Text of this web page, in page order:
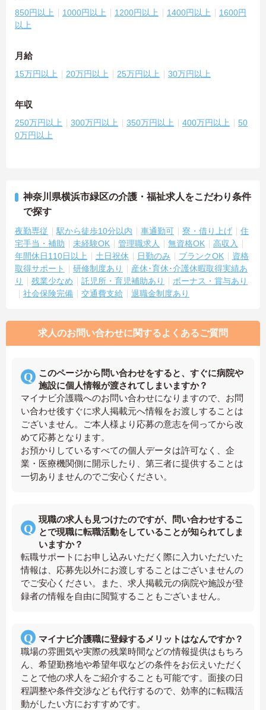
850円以上 1000円以上 1200円以上 1400円以上
1600円
以上
月給
15万円以上 20万円以上 25万円以上 30万円以上
年収
250万円以上 300万円以上 350万円以上 400万円以上
50
0万円以上
神奈川県横浜市緑区の介護・福祉求人をこだわり条件
で探す
夜勤専従 駅から徒歩10分以内 車通勤可 寮・借り上げ
住
宅手当・補助
未経験OK 管理職求人 無資格OK
高収入
年間休日110日以上
土日祝休 日勤のみ ブランクOK
資格
取得サポート
研修制度あり
産休･育休･介護休暇取得実績あ
り
残業少なめ 託児所・育児補助あり
ボーナス・賞与あり
社会保険完備
交通費支給 退職金制度あり
求人のお問い合わせに関するよくあるご質問
このページから問い合わせをすると、すぐに病院や
施設に個人情報が渡されてしまいますか？
マイナビ介護職へのお問い合わせになりますので、お問
い合わせ後すぐに求人掲載元へ情報をお渡しすることは
ございません。ご本人様より応募の意志を伺ってから改
めて応募となります。
お預かりしているすべての個人データは許可なく、企
業・医療機関側に開示したり、第三者に提供することは
一切ありませんのでご安心ください。
現職の求人も見つけたのですが、問い合わせするこ
とで現職に転職活動をしていることが知られてしま
いますか？
転職サポートにお申し込みいただく際に入力いただいた
情報は、応募先以外にお渡しすることはございませんの
でご安心ください。また、求人掲載元の病院や施設が登
録者の情報を自由に閲覧することもございません。
マイナビ介護職に登録するメリットはなんですか？
職場の雰囲気や実際の残業時間などの情報提供はもちろ
ん、希望勤務地や希望年収などの条件をお伝えいただく
ことで他の求人をご紹介することも可能です。面接の日
程調整や条件交渉なども代行するので、効率的に転職活
動がしたい方におすすめです。